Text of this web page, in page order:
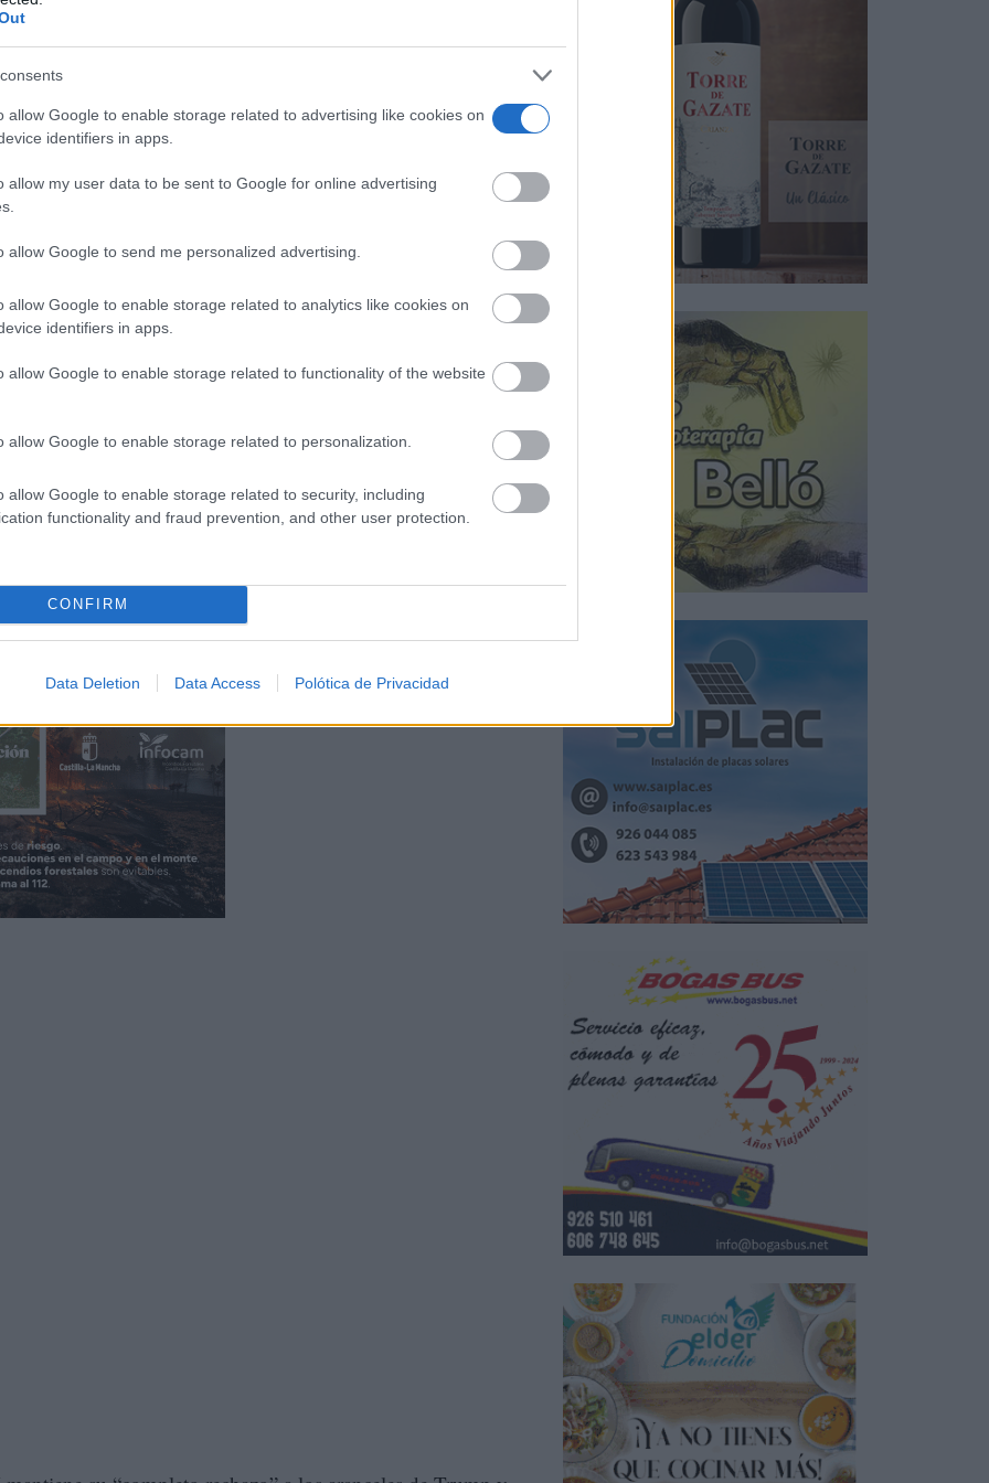
allow Google to enable storage related to advertising like cookies on
identifiers in apps.
allow my user data to be sent to Google for online advertising
allow Google to send me personalized advertising.
allow Google to enable storage related to analytics like cookies on
identifiers in apps.
allow Google to enable storage related to functionality of the website
allow Google to enable storage related to personalization.
allow Google to enable storage related to security, including
functionality and fraud prevention, and other user protection.
CONFIRM
Data Deletion Data Access Polótica de Privacidad
se ha convertido en elDía de la Preocupaciónpara
La Mancha y también de Talavera de la Reina y su